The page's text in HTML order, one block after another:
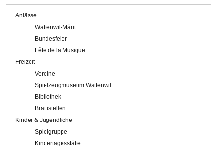
Anlässe
Wattenwil-Märit
Bundesfeier
Fête de la Musique
Freizeit
Vereine
Spielzeugmuseum Wattenwil
Bibliothek
Brätlistellen
Kinder & Jugendliche
Spielgruppe
Kindertagesstätte